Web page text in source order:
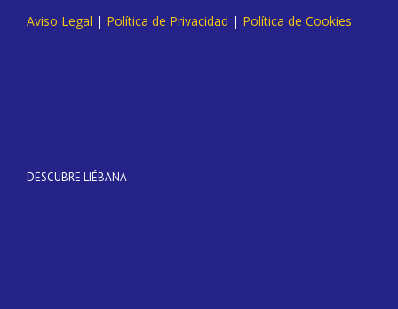
Aviso Legal | Política de Privacidad | Política de Cookies
DESCUBRE LIÉBANA